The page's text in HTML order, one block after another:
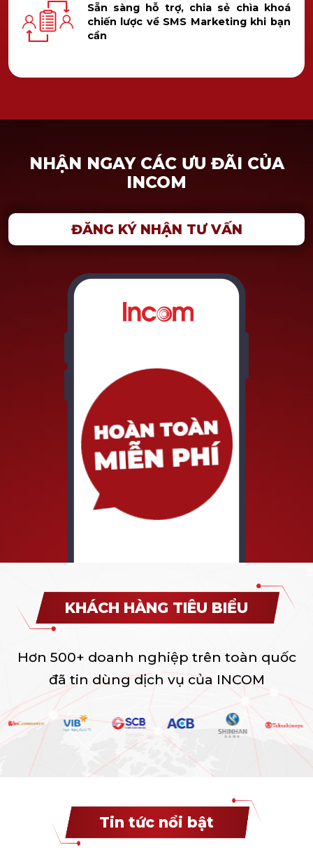
Sẵn sàng hỗ trợ, chia sẻ chìa khoá
chiến lược về SMS Marketing khi bạn
cần
NHẬN NGAY CÁC ƯU ĐÃI CỦA
INCOM
ĐĂNG KÝ NHẬN TƯ VẤN
KHÁCH HÀNG TIÊU BIỂU
Hơn 500+ doanh nghiệp trên toàn quốc
đã tin dùng dịch vụ của INCOM
Tin tức nổi bật